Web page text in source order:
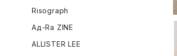
Risograph
Ад-Ra ZINE
ALLISTER LEE